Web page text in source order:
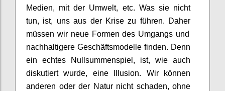
Medien, mit der Umwelt, etc. Was sie nicht
tun, ist, uns aus der Krise zu führen. Daher
müssen wirneue Formen des Umgangs und
nachhaltigere Geschäftsmodelle finden. Denn
ein echtes Nullsummenspiel, ist, wie auch
diskutiert wurde, eine Illusion. Wir können
anderen oder der Natur nicht schaden, ohne